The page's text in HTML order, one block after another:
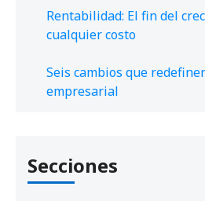
Rentabilidad: El fin del
cualquier costo
Seis cambios que
empresarial
Secciones